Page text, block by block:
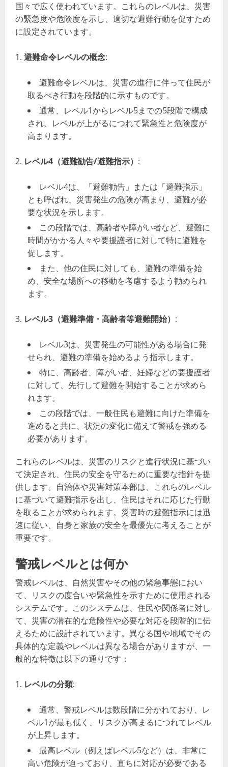
国々で広く使われています。これらのレベルは、災害
の緊急度や危険度を示し、適切な避難行動を促すため
に設定されています。
避難命令レベルの概念:
避難命令レベルは、災害の進行に伴って住民が
取るべき行動を段階的に示すものです。
通常、レベル1からレベル5までの5段階で構成
され、レベルが上がるにつれて緊急性と危険度が
高まります。
レベル4（避難勧告/避難指示） :
レベル4は、「避難勧告」または「避難指示」
とも呼ばれ、災害発生の危険が高まり、避難が必
要な状況を示します。
この段階では、高齢者や障がい者など、避難に
時間がかかる人々や要援護者に対して特に避難を
促します。
また、他の住民に対しても、避難の準備を始
め、安全な場所への移動を考慮するよう勧められ
ます。
レベル3（避難準備・高齢者等避難開始） :
レベル3は、災害発生の可能性がある場合に発
せられ、避難の準備を始めるよう指示します。
特に、高齢者、障がい者、妊婦などの要援護者
に対して、先行して避難を開始することが求めら
れます。
この段階では、一般住民も避難に向けた準備を
進めると共に、状況の変化に備えて警戒を強める
必要があります。
これらのレベルは、災害のリスクと進行状況に基づい
て決定され、住民の安全を守るために重要な指針を提
供します。自治体や災害対策本部は、これらのレベル
に基づいて避難指示を出し、住民はそれに応じた行動
を取ることが求められます。災害時の避難指示には迅
速に従い、自身と家族の安全を最優先に考えることが
重要です。
警戒レベルとは何か
警戒レベルは、自然災害やその他の緊急事態におい
て、リスクの度合いや緊急性を示すために使用される
システムです。このシステムは、住民や関係者に対し
て、災害の潜在的な危険性や必要な対応を段階的に伝
えるために設計されています。異なる国や地域でその
具体的な定義やレベルは異なる場合がありますが、一
般的な特徴は以下の通りです：
レベルの分類:
通常、警戒レベルは数段階に分かれており、レ
ベル1が最も低く、リスクが高まるにつれてレベル
が上昇します。
最高レベル（例えばレベル5など）は、非常に
高い危険が迫っており、直ちに対応が必要である